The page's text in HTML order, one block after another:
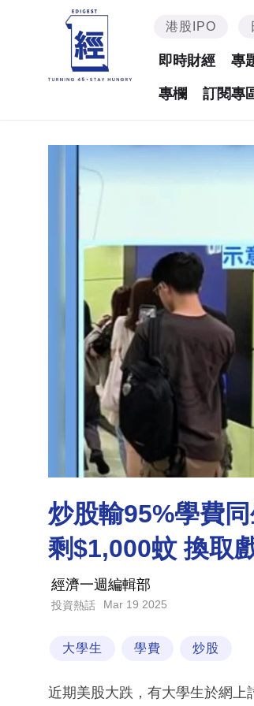
港股IPO
即時財經 專
專欄 訂閱專
炒股輸95%學費
剩$1,000蚊 換取
經濟一週編輯部
投資熱話 Mar 19 2025
大學生 學費 炒股
近期美股大跌，有大學生於網上